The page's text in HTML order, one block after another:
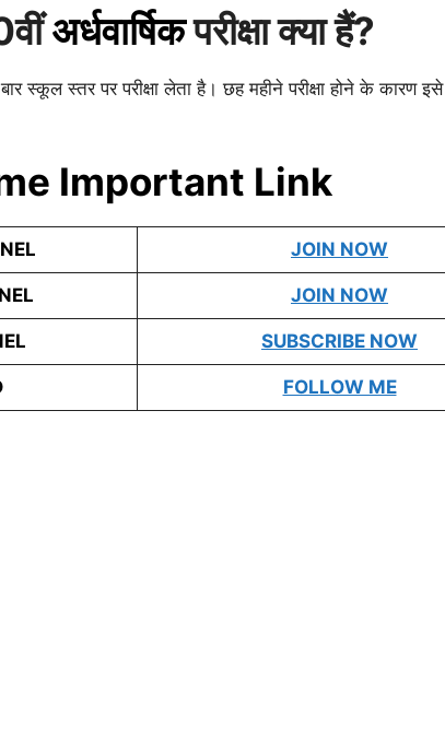
अर्धवार्षिकपरीक्षा क्या हैं?
स्कूल स्तर पर परीक्षा लेता है। छह महीने परीक्षा होने के कारण इसे
Important Link
JOIN NOW
JOIN NOW
SUBSCRIBE NOW
FOLLOW ME